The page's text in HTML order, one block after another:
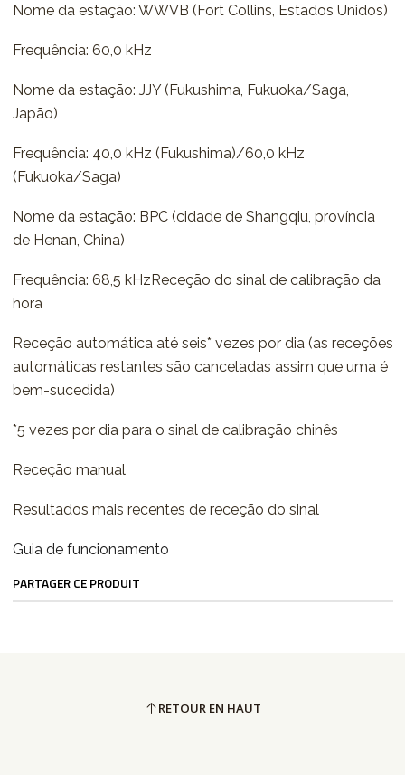
Nome da estação: WWVB (Fort Collins, Estados Unidos)
Frequência: 60,0 kHz
Nome da estação: JJY (Fukushima, Fukuoka/Saga,
Japão)
Frequência: 40,0 kHz (Fukushima)/60,0 kHz
(Fukuoka/Saga)
Nome da estação: BPC (cidade de Shangqiu, província
de Henan, China)
Frequência: 68,5 kHzReceção do sinal de calibração da
hora
Receção automática até seis* vezes por dia (as receções
automáticas restantes são canceladas assim que uma é
bem-sucedida)
*5 vezes por dia para o sinal de calibração chinês
Receção manual
Resultados mais recentes de receção do sinal
Guia de funcionamento
PARTAGER CE PRODUIT
RETOUR EN HAUT